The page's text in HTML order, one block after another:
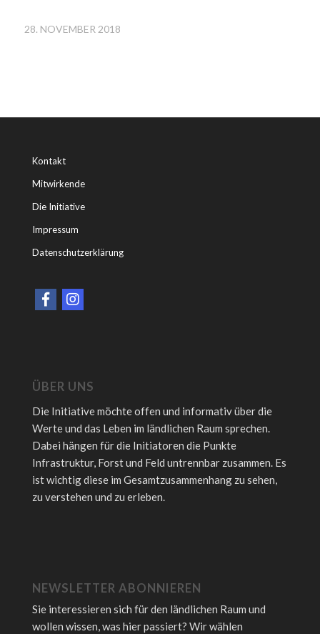
28. NOVEMBER 2018
Kontakt
Mitwirkende
Die Initiative
Impressum
Datenschutzerklärung
ÜBER UNS
Die Initiative möchte offen und informativ über die
Werte und das Leben im ländlichen Raum sprechen.
Dabei hängen für die Initiatoren die Punkte
Infrastruktur, Forst und Feld untrennbar zusammen. Es
ist wichtig diese im Gesamtzusammenhang zu sehen,
zu verstehen und zu erleben.
NEWSLETTER ABONNIEREN
Sie interessieren sich für den ländlichen Raum und
wollen wissen, was hier passiert? Wir wählen